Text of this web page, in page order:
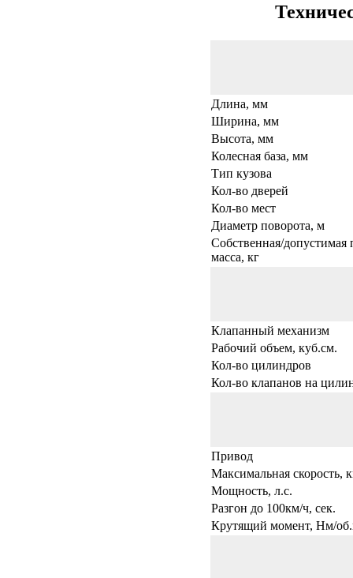
Длина, мм
Ширина, мм
Высота, мм
Колесная база, мм
Тип кузова
Кол-во дверей
Кол-во мест
Диаметр поворота, м
Собственная/допустимая
масса, кг
Клапанный механизм
Рабочий объем, куб.см.
Кол-во цилиндров
Кол-во клапанов на
Привод
Максимальная скорость,
Мощность, л.с.
Разгон до 100км/ч, сек.
Крутящий момент, Нм/